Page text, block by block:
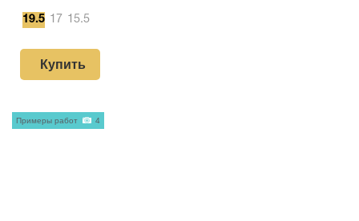
19.5 17 15.5
Купить
Примеры работ 4